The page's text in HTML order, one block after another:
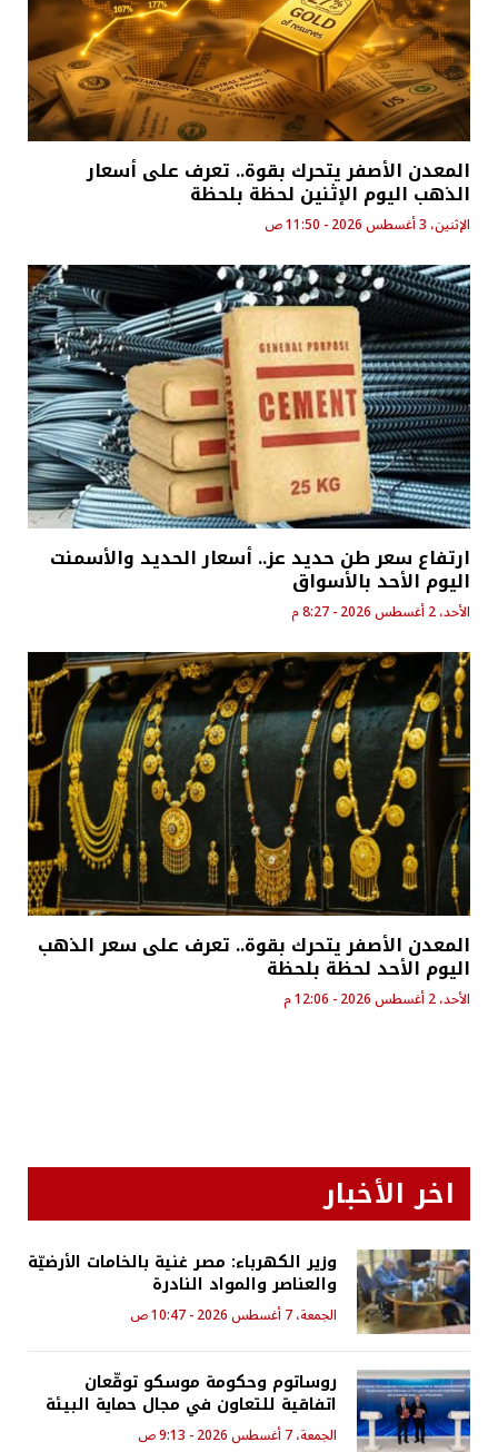
المعدن الأصفر يتحرك بقوة.. تعرف على أسعار
الذهب اليوم الإثنين لحظة بلحظة
الإثنين، 3 أغسطس 2026 - 11:50 ص
ارتفاع سعر طن حديد عز.. أسعار الحديد والأسمنت
اليوم الأحد بالأسواق
الأحد، 2 أغسطس 2026 - 8:27 م
المعدن الأصفر يتحرك بقوة.. تعرف على سعر الذهب
اليوم الأحد لحظة بلحظة
الأحد، 2 أغسطس 2026 - 12:06 م
اخر الأخبار
وزير الكهرباء: مصر غنية بالخامات الأرضيّة
والعناصر والمواد النادرة
الجمعة، 7 أغسطس 2026 - 10:47 ص
روساتوم وحكومة موسكو توقّعان
اتفاقية للتعاون في مجال حماية البيئة
الجمعة، 7 أغسطس 2026 - 9:13 ص